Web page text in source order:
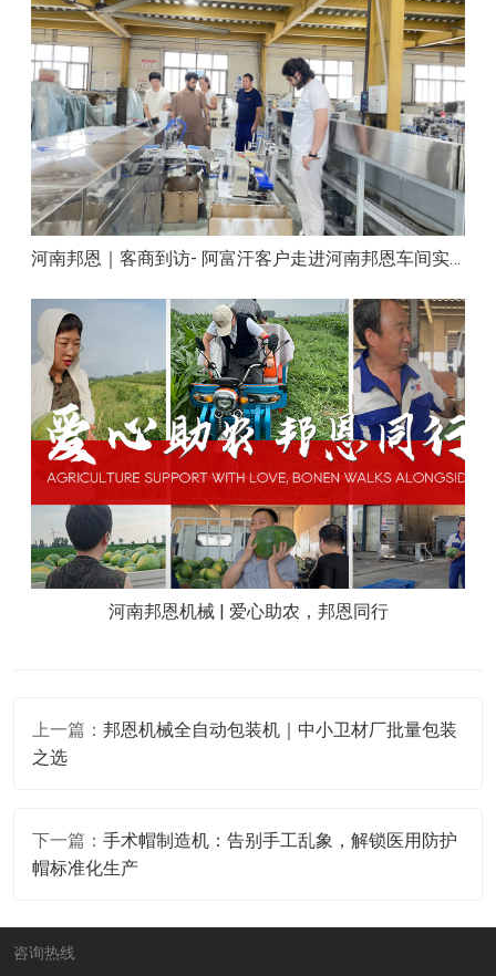
河南邦恩｜客商到访- 阿富汗客户走进河南邦恩车间实地洽谈合作
河南邦恩机械 | 爱心助农，邦恩同行
上一篇： 邦恩机械全自动包装机｜中小卫材厂批量包装
之选
下一篇： 手术帽制造机：告别手工乱象，解锁医用防护
帽标准化生产
咨询热线